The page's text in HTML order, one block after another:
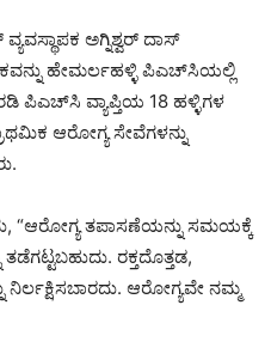
ಅಗ್ನಿಶ್ವರ್ ದಾಸ್
ಹೇಮರ್ಲಹಳ್ಳಿ ಪಿಎಚ್‌ಸಿಯಲ್ಲಿ
ಪಿಎಚ್‌ಸಿ ವ್ಯಾಪ್ತಿಯ 18 ಹಳ್ಳಿಗಳ
ಆರೋಗ್ಯ ಸೇವೆಗಳನ್ನು
“ಆರೋಗ್ಯ ತಪಾಸಣೆಯನ್ನು ಸಮಯಕ್ಕೆ
ರಕ್ತದೊತ್ತಡ,
ಆರೋಗ್ಯವೇ ನಮ್ಮ